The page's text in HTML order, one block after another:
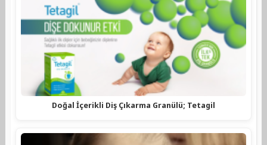
Doğal İçerikli Diş Çıkarma Granülü; Tetagil